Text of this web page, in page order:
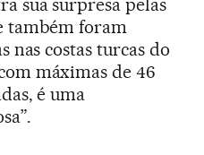
também foram
nas costas turcas do
máximas de 46
é uma